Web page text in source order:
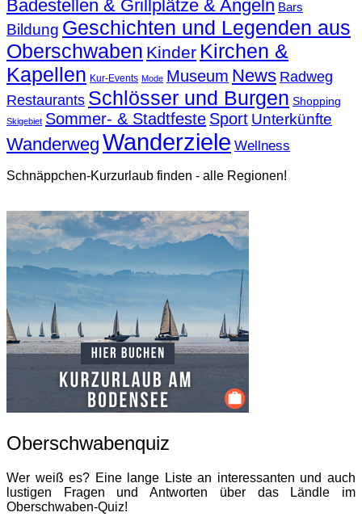
Badestellen & Grillplätze & Angeln Bars
Bildung Geschichten und Legenden aus
Oberschwaben Kinder Kirchen &
Kapellen Kur-Events Mode Museum News Radweg
Restaurants Schlösser und Burgen Shopping
Skigebiet Sommer- & Stadtfeste Sport Unterkünfte
Wanderweg Wanderziele Wellness
Schnäppchen-Kurzurlaub finden - alle Regionen!
Oberschwabenquiz
Wer weiß es? Eine lange Liste an interessanten und auch
lustigen Fragen und Antworten über das Ländle im
Oberschwaben-Quiz!